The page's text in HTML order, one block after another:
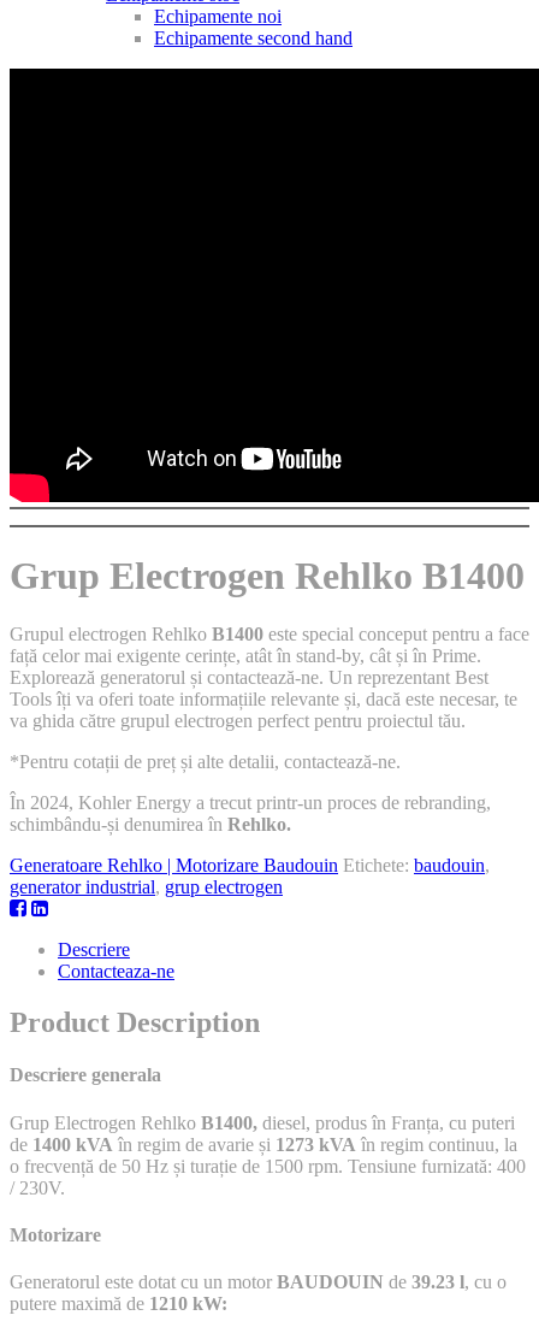
Echipamente noi
Echipamente second hand
Grup Electrogen Rehlko B1400
Grupul electrogen Rehlko B1400 este special conceput pentru a face
față celor mai exigente cerințe, atât în stand-by, cât și în Prime.
Explorează generatorul și contactează-ne. Un reprezentant Best
Tools îți va oferi toate informațiile relevante și, dacă este necesar, te
va ghida către grupul electrogen perfect pentru proiectul tău.
*Pentru cotații de preț și alte detalii, contactează-ne.
În 2024, Kohler Energy a trecut printr-un proces de rebranding,
schimbându-și denumirea în Rehlko.
Generatoare Rehlko | Motorizare Baudouin Etichete: baudouin,
generator industrial, grup electrogen
Descriere
Contacteaza-ne
Product Description
Descriere generala
Grup Electrogen Rehlko B1400, diesel, produs în Franța, cu puteri
de 1400 kVA în regim de avarie și 1273 kVA în regim continuu, la
o frecvență de 50 Hz și turație de 1500 rpm. Tensiune furnizată: 400
/ 230V.
Motorizare
Generatorul este dotat cu un motor BAUDOUIN de 39.23 l, cu o
putere maximă de 1210 kW: